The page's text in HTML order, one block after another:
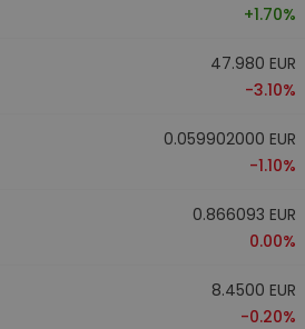
+1.70%
47.980 EUR
-3.10%
0.059902000 EUR
-1.10%
0.866093 EUR
0.00%
8.4500 EUR
-0.20%